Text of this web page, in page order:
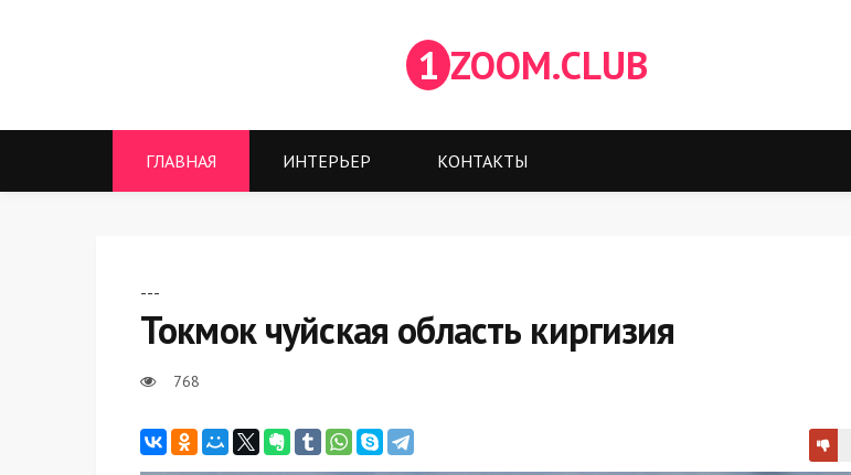
1 ZOOM.CLUB
ГЛАВНАЯ ИНТЕРЬЕР КОНТАКТЫ
---
Токмок чуйская область киргизия
768